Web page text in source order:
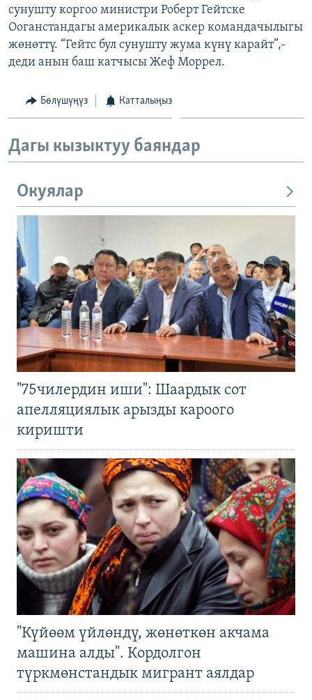
ЭЖЕ-СИҢДИЛЕР
ЫҢГАЙСЫЗ СУРООЛОР
ОНЛАЙН ШЕРИНЕ
ЭЕ/АРнун бардык сайттары
сунушту коргоо министри Роберт Гейтске
Ооганстандагы америкалык аскер командачылыгы
жөнөттү. “Гейтс бул сунушту жума күнү карайт”,-
деди анын баш катчысы Жеф Моррел.
Бөлүшүңүз Катталыңыз
Дагы кызыктуу баяндар
Окуялар
"75чилердин иши": Шаардык сот
апелляциялык арызды кароого
киришти
"Күйөөм үйлөндү, жөнөткөн акчама
машина алды". Кордолгон
түркмөнстандык мигрант аялдар